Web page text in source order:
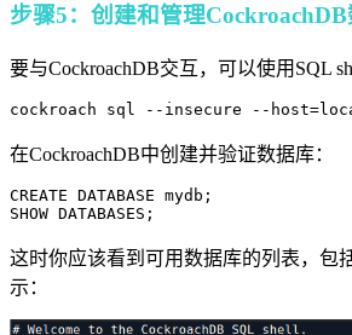
步骤5：创建和管理
要与CockroachDB交互，可以使用SQL
cockroach sql --insecure --
在CockroachDB中创建并验证数据库：
CREATE DATABASE mydb;
SHOW DATABASES;
这时你应该看到可用数据库的列表，包
示：